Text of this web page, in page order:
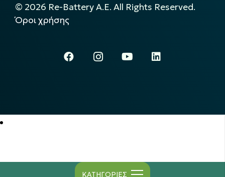
ΚΑΤΗΓΟΡΙΕΣ
© 2026 Re-Battery A.E. All Rights Reserved.
Όροι χρήσης